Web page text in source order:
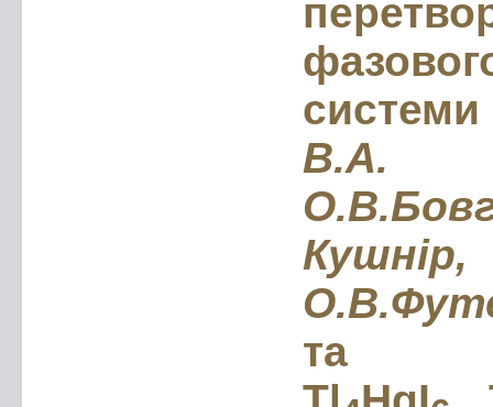
системи
В.А.
та